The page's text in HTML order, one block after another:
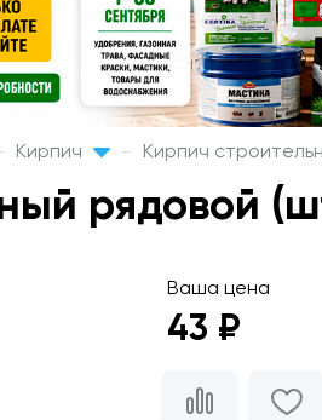
Кирпич Кирпич
рядовой
Ваша цена
43 ₽